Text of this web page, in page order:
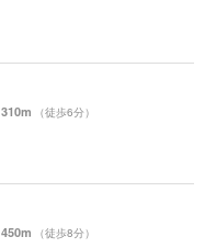
310m （徒歩6分）
450m （徒歩8分）